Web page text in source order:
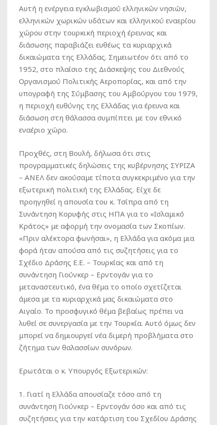
Αυτή η ενέργεια εγκλωβισμού ελληνικών νησιών,
ελληνικών χωρικών υδάτων και ελληνικού εναερίου
χώρου στην τουρκική περιοχή έρευνας και
διάσωσης παραβιάζει ευθέως τα κυριαρχικά
δικαιώματα της Ελλάδας. Σημειωτέον ότι από το
1952, στο πλαίσιο της Διάσκεψης του Διεθνούς
Οργανισμού Πολιτικής Αεροπορίας, και από την
υπογραφή της Σύμβασης του Αμβούργου του 1979,
η περιοχή ευθύνης της Ελλάδας για έρευνα και
διάσωση στη θάλασσα συμπίπτει με τον εθνικό
εναέριο χώρο.
Προχθές, στη Βουλή, δήλωσα ότι στις
προγραμματικές δηλώσεις της κυβέρνησης ΣΥΡΙΖΑ
– ΑΝΕΛ δεν ακούσαμε τίποτα συγκεκριμένο για την
εξωτερική πολιτική της Ελλάδας. Είχε δε
προηγηθεί η απουσία του κ. Τσίπρα από τη
Συνάντηση Κορυφής στις ΗΠΑ για το «Ισλαμικό
Κράτος» με αφορμή την ονομασία των Σκοπίων.
«Πριν αλέκτορα φωνήσαι», η Ελλάδα για ακόμα μια
φορά ήταν απούσα από τις συζητήσεις για το
Σχέδιο Δράσης Ε.Ε. – Τουρκίας και από τη
συνάντηση Γιούνκερ – Ερντογάν για το
μεταναστευτικό, ένα θέμα το οποίο σχετίζεται
άμεσα με τα κυριαρχικά μας δικαιώματα στο
Αιγαίο. Το προσφυγικό θέμα βεβαίως πρέπει να
λυθεί σε συνεργασία με την Τουρκία. Αυτό όμως δεν
μπορεί να δημιουργεί νέα διμερή προβλήματα στο
ζήτημα των θαλασσίων συνόρων.
Ερωτάται ο κ. Υπουργός Εξωτερικών:
1. Γιατί η Ελλάδα απουσίαζε τόσο από τη
συνάντηση Γιούνκερ – Ερντογάν όσο και από τις
συζητήσεις για την κατάρτιση του Σχεδίου Δράσης